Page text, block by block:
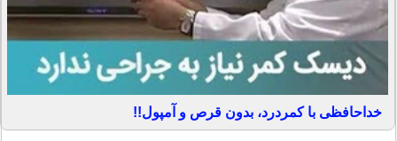
خداحافظی با کمردرد، بدون قرص و آمپول!!